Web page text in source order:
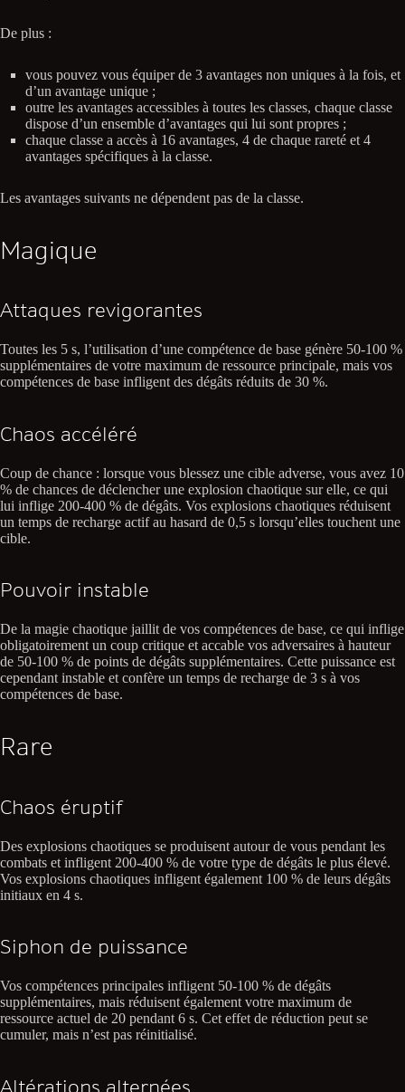
De plus :
vous pouvez vous équiper de 3 avantages non uniques à la fois, et
d’un avantage unique ;
outre les avantages accessibles à toutes les classes, chaque classe
dispose d’un ensemble d’avantages qui lui sont propres ;
chaque classe a accès à 16 avantages, 4 de chaque rareté et 4
avantages spécifiques à la classe.
Les avantages suivants ne dépendent pas de la classe.
Magique
Attaques revigorantes
Toutes les 5 s, l’utilisation d’une compétence de base génère 50-100 %
supplémentaires de votre maximum de ressource principale, mais vos
compétences de base infligent des dégâts réduits de 30 %.
Chaos accéléré
Coup de chance : lorsque vous blessez une cible adverse, vous avez 10
% de chances de déclencher une explosion chaotique sur elle, ce qui
lui inflige 200-400 % de dégâts. Vos explosions chaotiques réduisent
un temps de recharge actif au hasard de 0,5 s lorsqu’elles touchent une
cible.
Pouvoir instable
De la magie chaotique jaillit de vos compétences de base, ce qui inflige
obligatoirement un coup critique et accable vos adversaires à hauteur
de 50-100 % de points de dégâts supplémentaires. Cette puissance est
cependant instable et confère un temps de recharge de 3 s à vos
compétences de base.
Rare
Chaos éruptif
Des explosions chaotiques se produisent autour de vous pendant les
combats et infligent 200-400 % de votre type de dégâts le plus élevé.
Vos explosions chaotiques infligent également 100 % de leurs dégâts
initiaux en 4 s.
Siphon de puissance
Vos compétences principales infligent 50-100 % de dégâts
supplémentaires, mais réduisent également votre maximum de
ressource actuel de 20 pendant 6 s. Cet effet de réduction peut se
cumuler, mais n’est pas réinitialisé.
Altérations alternées